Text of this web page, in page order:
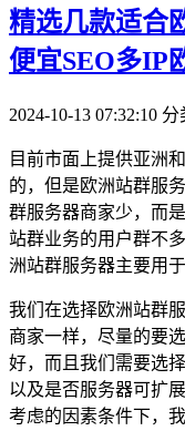
精选几款适合
便宜SEO多IP
2024-10-13 07:32:10 分
目前市面上提供亚洲
的，但是欧洲站群服
群服务器商家少，而
站群业务的用户群不
洲站群服务器主要用
我们在选择欧洲站群
商家一样，尽量的要
好，而且我们需要选
以及是否服务器可扩
考虑的因素条件下，